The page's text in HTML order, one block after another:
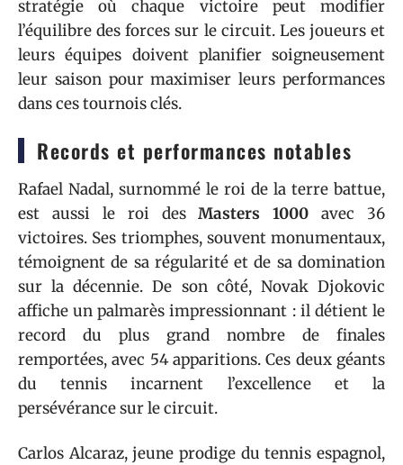
stratégie où chaque victoire peut modifier
l’équilibre des forces sur le circuit. Les joueurs et
leurs équipes doivent planifier soigneusement
leur saison pour maximiser leurs performances
dans ces tournois clés.
Records et performances notables
Rafael Nadal, surnommé le roi de la terre battue,
est aussi le roi desMasters 1000 avec 36
victoires. Ses triomphes, souvent monumentaux,
témoignent de sa régularité et de sa domination
sur la décennie. De son côté, Novak Djokovic
affiche un palmarès impressionnant : il détient le
record du plus grand nombre de finales
remportées, avec 54 apparitions. Ces deux géants
du tennis incarnent l’excellence et la
persévérance sur le circuit.
Carlos Alcaraz, jeune prodige du tennis espagnol,